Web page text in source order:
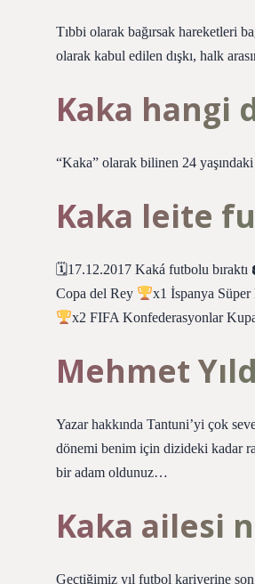
Tıbbi olarak bağırsak hareketleri
olarak kabul edilen dışkı, halk
Kaka hangi
“Kaka” olarak bilinen 24
Kaka leite
🗓17.12.2017 Kaká futbolu
Copa del Rey
x1 İspanya Süper
x2 FIFA Konfederasyonlar
Mehmet
Yazar hakkında Tantuni’yi çok
dönemi benim için dizideki kadar
bir adam oldunuz…
Kaka ailesi
Geçtiğimiz yıl futbol kariyerine